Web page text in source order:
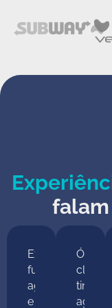
falam
Excelente,
funcionários
agilizados
e
Ótima
clinica,
tinha